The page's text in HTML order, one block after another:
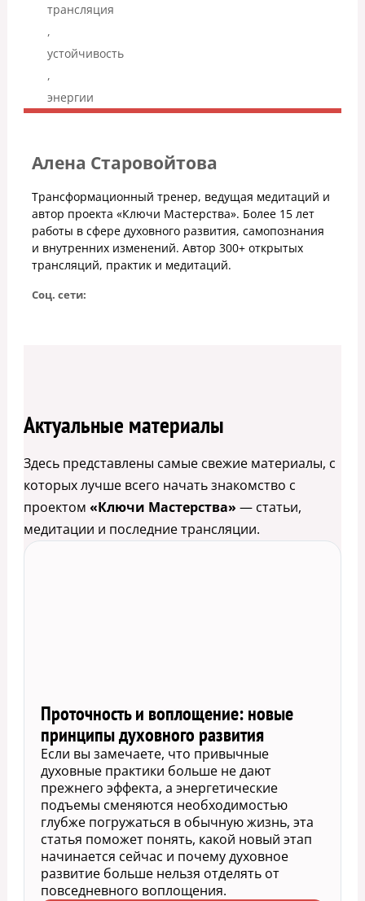
трансляция
,
устойчивость
,
энергии
Алена Старовойтова
Трансформационный тренер, ведущая медитаций и
автор проекта «Ключи Мастерства». Более 15 лет
работы в сфере духовного развития, самопознания
и внутренних изменений. Автор 300+ открытых
трансляций, практик и медитаций.
Соц. сети:
Актуальные материалы
Здесь представлены самые свежие материалы, с
которых лучше всего начать знакомство с
проектом «Ключи Мастерства» — статьи,
медитации и последние трансляции.
Проточность и воплощение: новые
принципы духовного развития
Если вы замечаете, что привычные
духовные практики больше не дают
прежнего эффекта, а энергетические
подъемы сменяются необходимостью
глубже погружаться в обычную жизнь, эта
статья поможет понять, какой новый этап
начинается сейчас и почему духовное
развитие больше нельзя отделять от
повседневного воплощения.